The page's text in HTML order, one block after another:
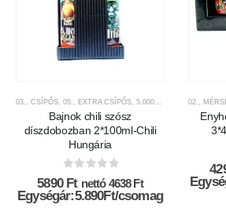
03., CSÍPŐS 05., EXTRA CSÍPŐS 5.000FT-9.999FT KÖZÖTT
Bajnok chili szósz
díszdobozban 2*100ml-Chili
Hungária
0az 5-ből
5890 Ft nettó4638 Ft
Egységár:5.890Ft/csomag
02.,